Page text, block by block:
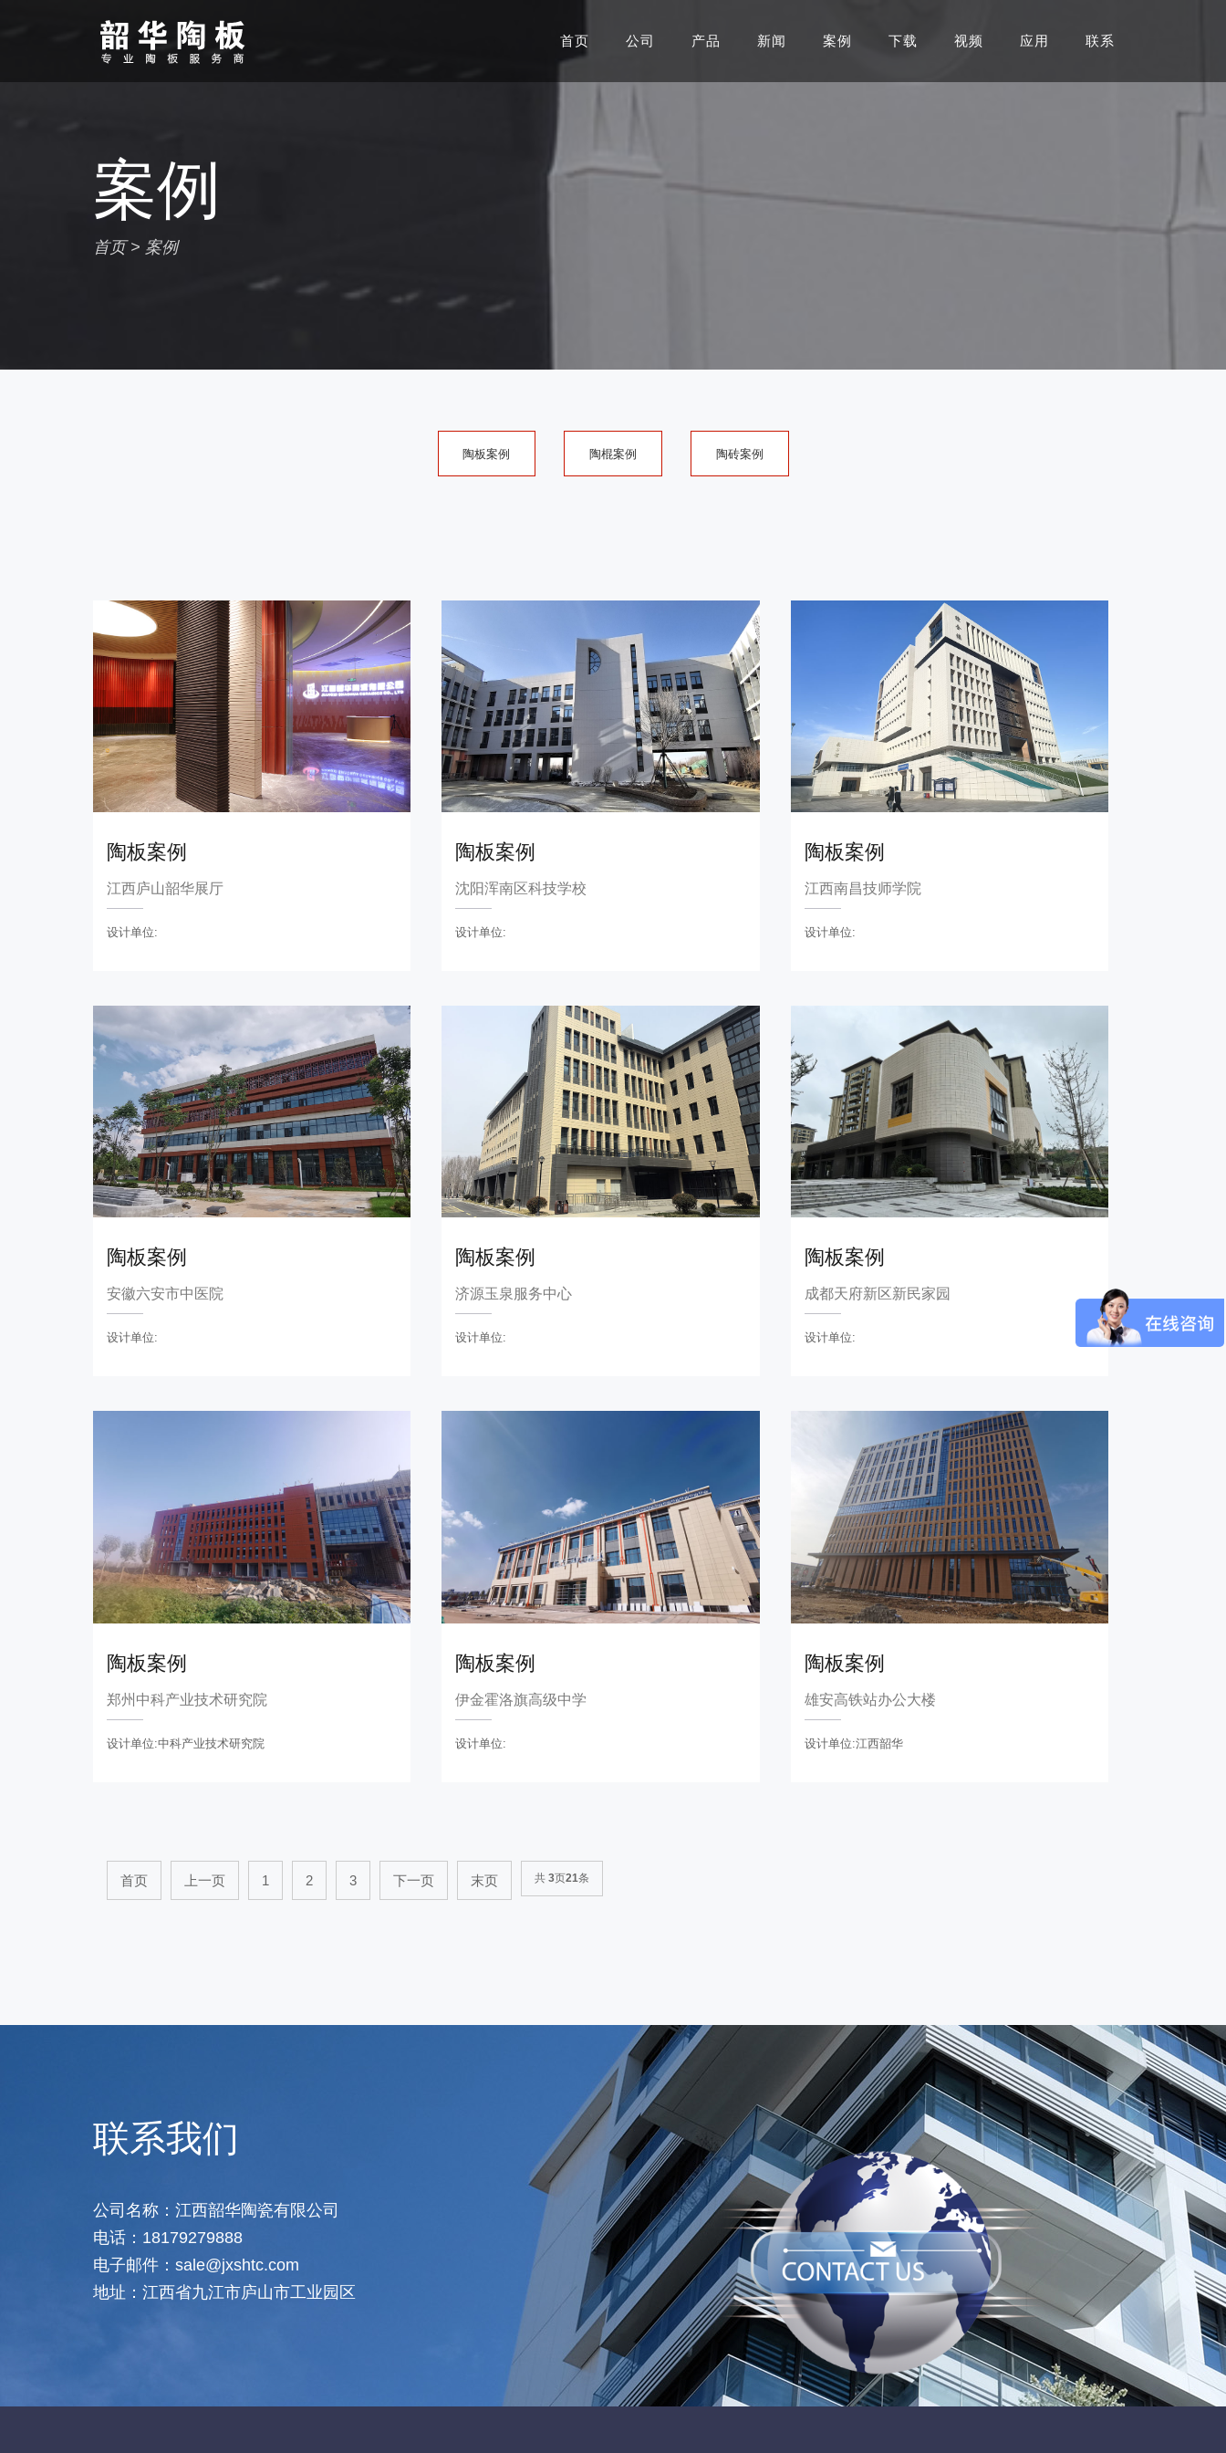
首页 公司 产品 新闻 案例 下载 视频 应用 联系
案例
首页> 案例
陶板案例 陶棍案例 陶砖案例
陶板案例
江西庐山韶华展厅
设计单位:
陶板案例
沈阳浑南区科技学校
设计单位:
陶板案例
江西南昌技师学院
设计单位:
陶板案例
安徽六安市中医院
设计单位:
陶板案例
济源玉泉服务中心
设计单位:
陶板案例
成都天府新区新民家园
设计单位:
陶板案例
郑州中科产业技术研究院
设计单位:中科产业技术研究院
陶板案例
伊金霍洛旗高级中学
设计单位:
陶板案例
雄安高铁站办公大楼
设计单位:江西韶华
首页 上一页 1 2 3 下一页 末页 共 3页21条
联系我们
公司名称：江西韶华陶瓷有限公司
电话：18179279888
电子邮件：sale@jxshtc.com
地址：江西省九江市庐山市工业园区